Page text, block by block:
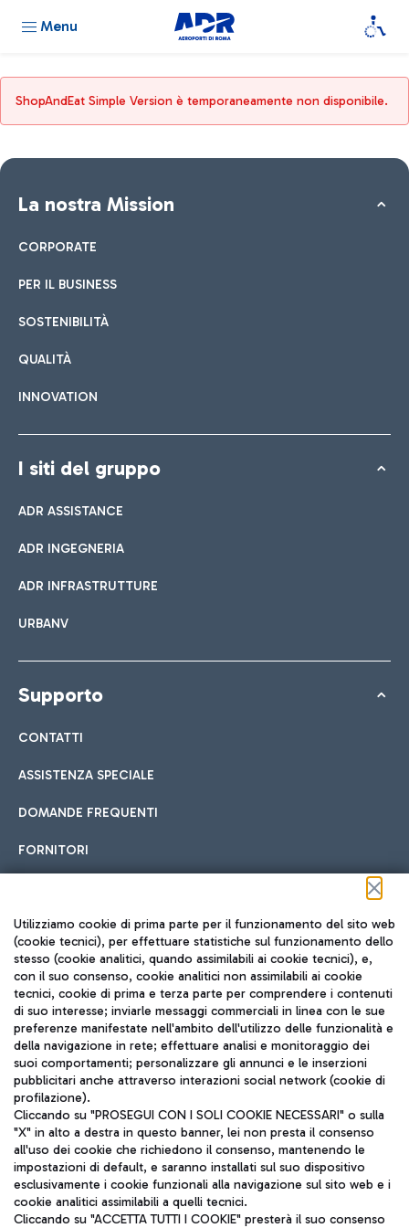
Menu
ShopAndEat Simple Version è temporaneamente non disponibile.
La nostra Mission
CORPORATE
PER IL BUSINESS
SOSTENIBILITÀ
QUALITÀ
INNOVATION
I siti del gruppo
ADR ASSISTANCE
ADR INGEGNERIA
ADR INFRASTRUTTURE
URBANV
Supporto
CONTATTI
ASSISTENZA SPECIALE
DOMANDE FREQUENTI
FORNITORI
Seguici sui social
TRAVEL JOURNAL
ITA
Aeroporti di Roma S.p.A. - Società soggetta a direzione e
coordinamento di Mundys S.p.A.
Utilizziamo cookie di prima parte per il funzionamento del sito web
(cookie tecnici), per effettuare statistiche sul funzionamento dello
stesso (cookie analitici, quando assimilabili ai cookie tecnici), e,
con il suo consenso, cookie analitici non assimilabili ai cookie
tecnici, cookie di prima e terza parte per comprendere i contenuti
di suo interesse; inviarle messaggi commerciali in linea con le sue
preferenze manifestate nell'ambito dell'utilizzo delle funzionalità e
della navigazione in rete; effettuare analisi e monitoraggio dei
suoi comportamenti; personalizzare gli annunci e le inserzioni
pubblicitari anche attraverso interazioni social network (cookie di
profilazione).
Cliccando su "PROSEGUI CON I SOLI COOKIE NECESSARI" o sulla
"X" in alto a destra in questo banner, lei non presta il consenso
all'uso dei cookie che richiedono il consenso, mantenendo le
impostazioni di default, e saranno installati sul suo dispositivo
esclusivamente i cookie funzionali alla navigazione sul sito web e i
cookie analitici assimilabili a quelli tecnici.
Cliccando su "ACCETTA TUTTI I COOKIE" presterà il suo consenso